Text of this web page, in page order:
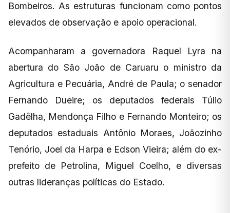
Bombeiros. As estruturas funcionam como pontos
elevados de observação e apoio operacional.
Acompanharam a governadora Raquel Lyra na
abertura do São João de Caruaru o ministro da
Agricultura e Pecuária, André de Paula; o senador
Fernando Dueire; os deputados federais Túlio
Gadêlha, Mendonça Filho e Fernando Monteiro; os
deputados estaduais Antônio Moraes, Joãozinho
Tenório, Joel da Harpa e Edson Vieira; além do ex-
prefeito de Petrolina, Miguel Coelho, e diversas
outras lideranças políticas do Estado.